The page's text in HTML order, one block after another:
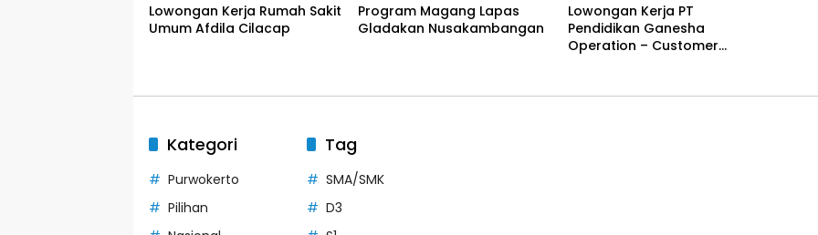
Lowongan Kerja Rumah Sakit
Umum Afdila Cilacap
Program Magang Lapas
Gladakan Nusakambangan
Lowongan Kerja PT
Pendidikan Ganesha
Operation – Customer
Kategori
Purwokerto
Pilihan
Tag
SMA/SMK
D3